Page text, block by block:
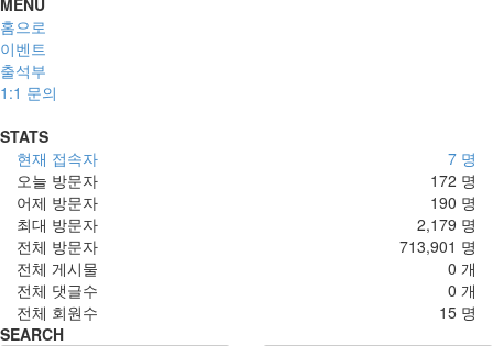
홈으로
이벤트
출석부
1:1 문의
STATS
7 명
현재 접속자
172 명
오늘 방문자
190 명
어제 방문자
2,179 명
최대 방문자
713,901 명
전체 방문자
0 개
전체 게시물
0 개
전체 댓글수
15 명
전체 회원수
SEARCH